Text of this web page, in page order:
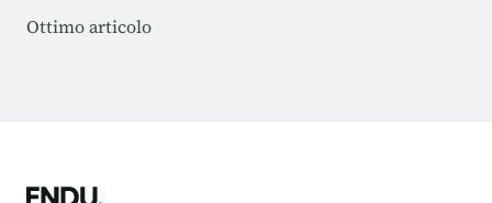
Ottimo articolo